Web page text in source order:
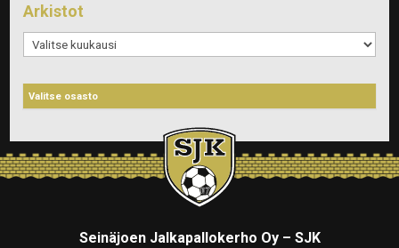
Arkistot
Arkistot
Seinäjoen Jalkapallokerho Oy – SJK